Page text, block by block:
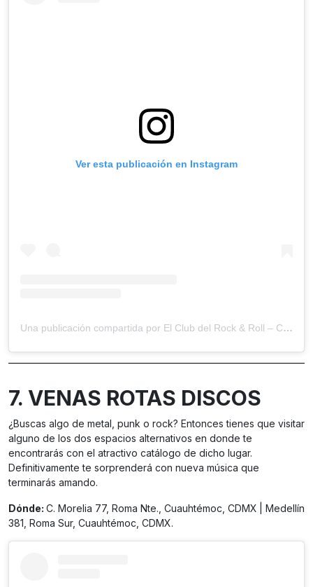
Ver esta publicación en Instagram
Una publicación compartida por El Club del Rock & Roll – CRR (@clubrocknroll)
7. VENAS ROTAS DISCOS
¿Buscas algo de metal, punk o rock? Entonces tienes que visitar
alguno de los dos espacios alternativos en donde te
encontrarás con el atractivo catálogo de dicho lugar.
Definitivamente te sorprenderá con nueva música que
terminarás amando.
Dónde: C. Morelia 77, Roma Nte., Cuauhtémoc, CDMX
| Medellín
381, Roma Sur, Cuauhtémoc, CDMX.